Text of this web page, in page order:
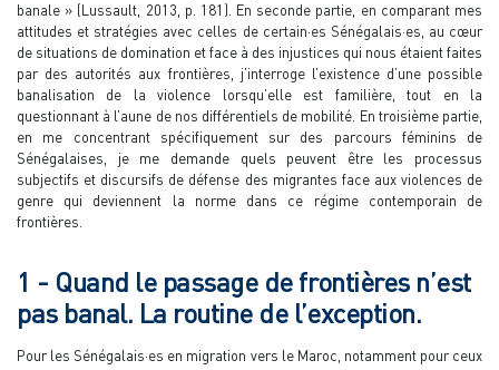
banale » (Lussault, 2013, p. 181). En seconde partie, en comparant mes
attitudes et stratégies avec celles de certain·es Sénégalais·es, au cœur
de situations de domination et face à des injustices qui nous étaient faites
par des autorités aux frontières, j’interroge l’existence d’une possible
banalisation de la violence lorsqu’elle est familière, tout en la
questionnant à l’aune de nos différentiels de mobilité. En troisième partie,
en me concentrant spécifiquement sur des parcours féminins de
Sénégalaises, je me demande quels peuvent être les processus
subjectifs et discursifs de défense des migrantes face aux violences de
genre qui deviennent la norme dans ce régime contemporain de
frontières.
1 - Quand le passage de frontières n’est
pas banal. La routine de l’exception.
Pour les Sénégalais·es en migration vers le Maroc, notamment pour ceux